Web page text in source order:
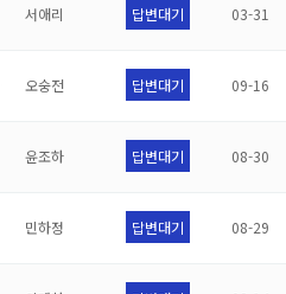
서애리 답변대기 03-31
오숭전 답변대기 09-16
윤조하 답변대기 08-30
민하정 답변대기 08-29